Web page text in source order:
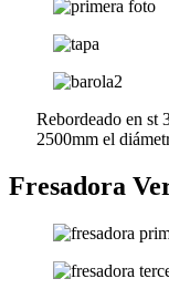
Rebordeado en st
2500mm el
Fresadora